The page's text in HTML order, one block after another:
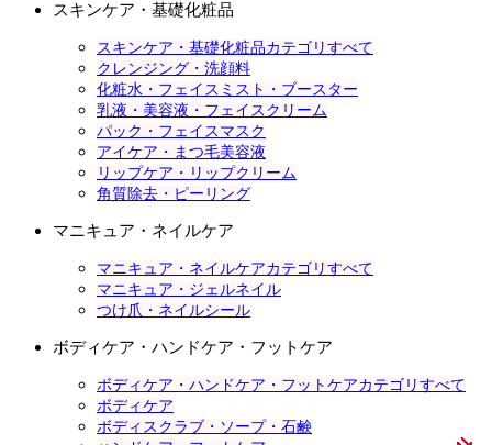
スキンケア・基礎化粧品
スキンケア・基礎化粧品カテゴリすべて
クレンジング・洗顔料
化粧水・フェイスミスト・ブースター
乳液・美容液・フェイスクリーム
パック・フェイスマスク
アイケア・まつ毛美容液
リップケア・リップクリーム
角質除去・ピーリング
マニキュア・ネイルケア
マニキュア・ネイルケアカテゴリすべて
マニキュア・ジェルネイル
つけ爪・ネイルシール
ボディケア・ハンドケア・フットケア
ボディケア・ハンドケア・フットケアカテゴリすべて
ボディケア
ボディスクラブ・ソープ・石鹸